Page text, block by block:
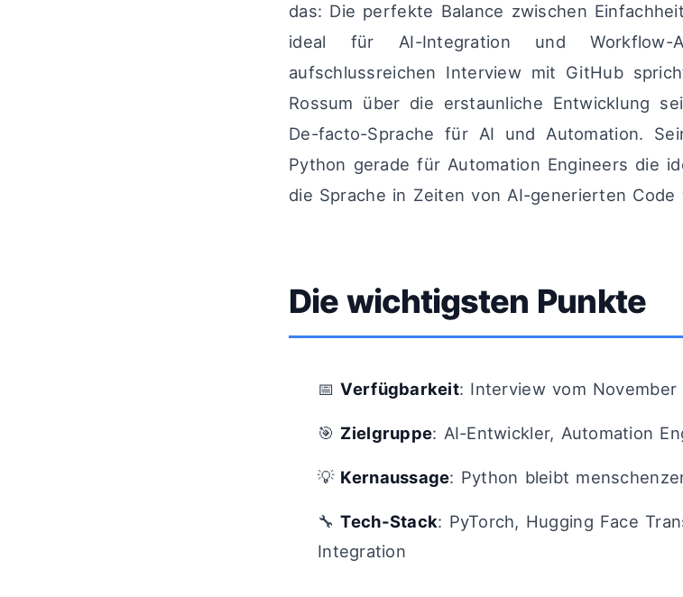
das: Die perfekte Balance zwischen
ideal für AI-Integration und Workflow-
aufschlussreichen Interview mit GitHub
Rossum über die erstaunliche Entwicklung
De-facto-Sprache für AI und Automation.
Python gerade für Automation Engineers die
die Sprache in Zeiten von AI-generierten
Die wichtigsten Punkte
📅Verfügbarkeit: Interview vom
🎯 Zielgruppe: AI-Entwickler, Automation
💡 Kernaussage: Python bleibt
🔧Tech-Stack: PyTorch, Hugging Face
Integration